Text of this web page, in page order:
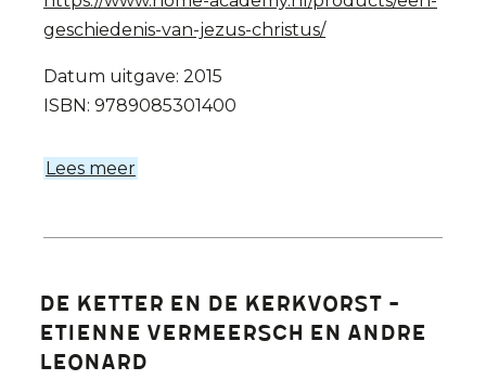
geschiedenis-van-jezus-christus/
Datum uitgave: 2015
ISBN: 9789085301400
Lees meer
Christus
De ketter en de kerkvorst -
Etienne Vermeersch en Andre
Leonard